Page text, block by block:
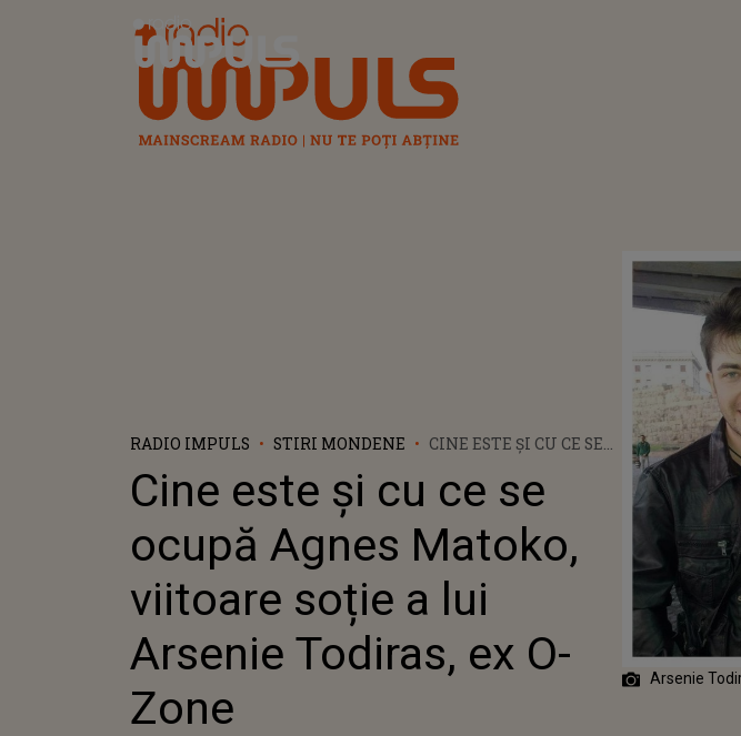
Radio Impuls
RADIO IMPULS STIRI MONDENE
CINE ESTE ȘI CU CE SE
VIITOARE SOȚIE A LUI
ARSENIE TODIRAS, EX
O-ZONE
Cine este și cu ce se
ocupă Agnes Matoko,
viitoare soție a lui
Arsenie Todiras, ex O-
Zone
Arsenie